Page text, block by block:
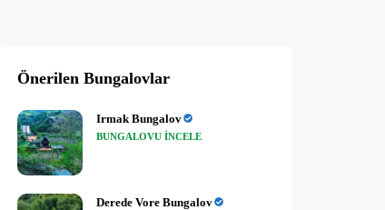
Önerilen Bungalovlar
Irmak Bungalov
BUNGALOVU INCELE
Derede Vore Bungalov